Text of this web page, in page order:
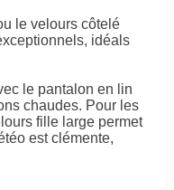
le velours côtelé
idéals
le pantalon en lin
chaudes. Pour les
fille large permet
est clémente,